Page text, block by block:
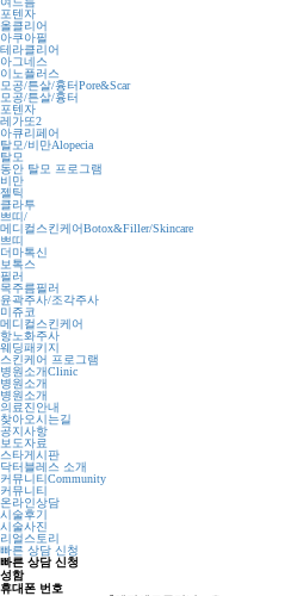
포텐자
올클리어
아쿠아필
테라클리어
아그네스
이노플러스
모공/튼살/흉터Pore&Scar
모공/튼살/흉터
포텐자
레가또2
아큐리페어
탈모/비만Alopecia
탈모
동안 탈모 프로그램
비만
젤틱
클라투
쁘띠/
메디컬스킨케어Botox&Filler/Skincare
쁘띠
더마톡신
보톡스
필러
목주름필러
윤곽주사/조각주사
미쥬코
메디컬스킨케어
항노화주사
웨딩패키지
스킨케어 프로그램
병원소개Clinic
병원소개
병원소개
의료진안내
찾아오시는길
공지사항
보도자료
스타게시판
닥터블레스 소개
커뮤니티Community
커뮤니티
온라인상담
시술후기
시술사진
리얼스토리
빠른 상담 신청
빠른 상담 신청
성함
휴대폰 번호